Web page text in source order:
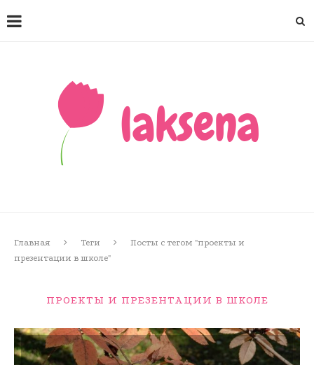
Главная Теги
Посты с тегом "проекты и
презентации в школе"
ПРОЕКТЫ И ПРЕЗЕНТАЦИИ В ШКОЛЕ